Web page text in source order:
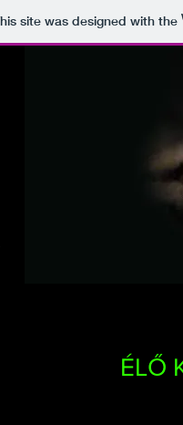
site was designed with the
ÉLŐ